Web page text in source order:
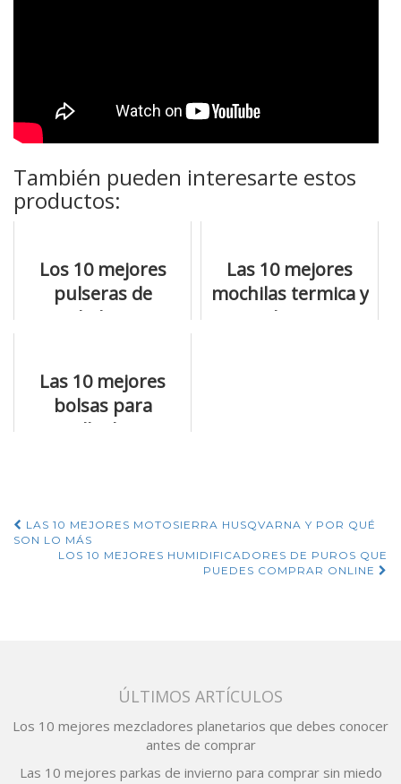
También pueden interesarte estos
productos:
Los 10 mejores
pulseras de
actividad xiaomi y
Las 10 mejores
mochilas termica y
todas sus
Las 10 mejores
bolsas para
esterilla de yoga
Navegación
LAS 10 MEJORES MOTOSIERRA HUSQVARNA Y POR QUÉ
SON LO MÁS
LOS 10 MEJORES HUMIDIFICADORES DE PUROS QUE
PUEDES COMPRAR ONLINE
ÚLTIMOS ARTÍCULOS
Los 10 mejores mezcladores planetarios que debes conocer
antes de comprar
Las 10 mejores parkas de invierno para comprar sin miedo